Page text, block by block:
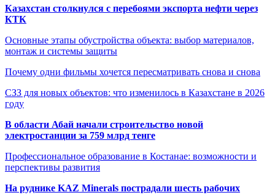
Казахстан столкнулся с перебоями экспорта нефти через
КТК
Основные этапы обустройства объекта: выбор материалов,
монтаж и системы защиты
Почему одни фильмы хочется пересматривать снова и снова
СЗЗ для новых объектов: что изменилось в Казахстане в 2026
году
В области Абай начали строительство новой
электростанции за 759 млрд тенге
Профессиональное образование в Костанае: возможности и
перспективы развития
На руднике KAZ Minerals пострадали шесть рабочих